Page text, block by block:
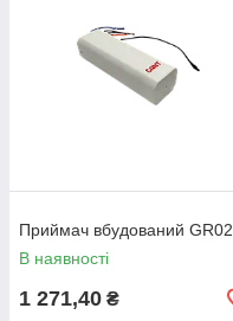
Приймач вбудований GR02
В наявності
1 271,40 ₴